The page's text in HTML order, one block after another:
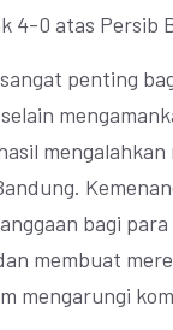
4-0 atas Persib
penting
mengalahkan
bagi
membuat
mengarungi